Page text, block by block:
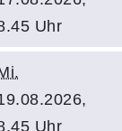
Uhr
Uhr